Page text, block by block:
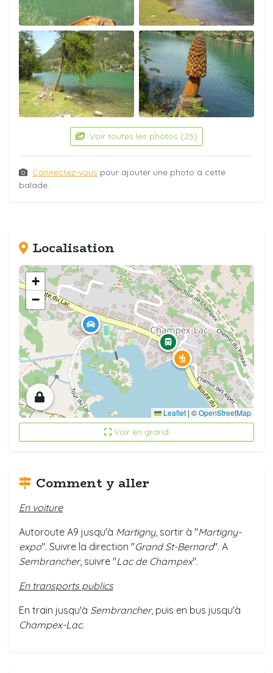
Voir toutes les photos (25)
Connectez-vous pour ajouter une photo à cette
balade.
Localisation
+
−
Leaflet | ©OpenStreetMap
Voir en grand
Comment y aller
En voiture
Autoroute A9 jusqu'à Martigny, sortir à "Martigny-
expo". Suivre la direction "Grand St-Bernard". A
Sembrancher, suivre "Lac de Champex".
En transports publics
En train jusqu'à Sembrancher, puis en bus jusqu'à
Champex-Lac.